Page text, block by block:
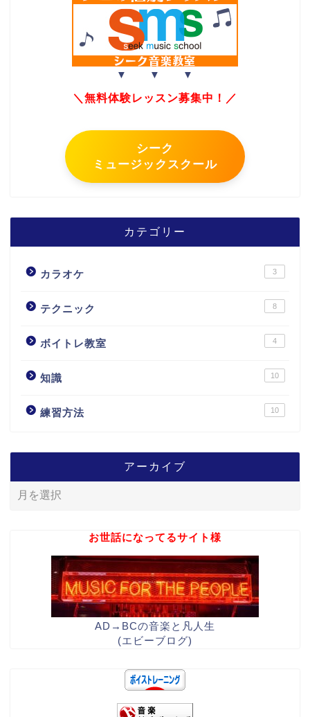
▼ ▼ ▼
＼無料体験レッスン募集中！／
シーク
ミュージックスクール
カテゴリー
カラオケ 3
テクニック 8
ボイトレ教室 4
知識 10
練習方法 10
アーカイブ
お世話になってるサイト様
AD→BCの音楽と凡人生
(エビーブログ)